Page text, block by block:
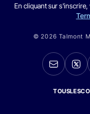
En cliquant sur
© 2026 Talmont